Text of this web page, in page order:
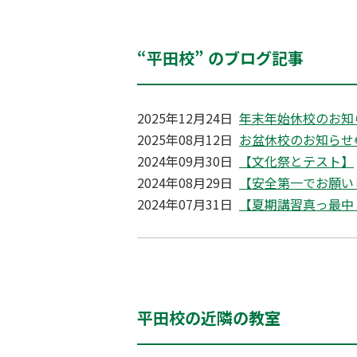
“平田校” のブログ記事
2025年12月24日 年末年始休校のお知
2025年08月12日 お盆休校のお知らせ
2024年09月30日
【文化祭とテスト】
2024年08月29日
【安全第一でお願い
2024年07月31日
【夏期講習真っ最中
平田校の近隣の教室